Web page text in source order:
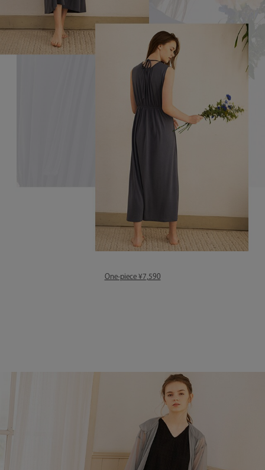
One-piece ¥7,590